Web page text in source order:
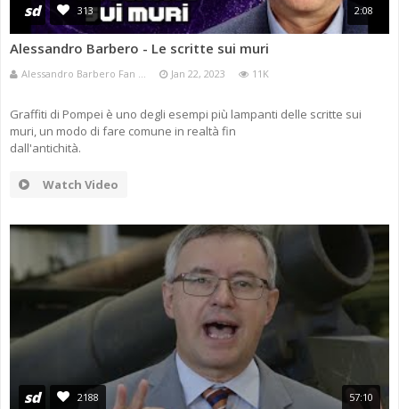
sd 313 2:08
Alessandro Barbero - Le scritte sui muri
Alessandro Barbero Fan ... Jan 22, 2023 11K
Graffiti di Pompei è uno degli esempi più lampanti delle scritte sui
muri, un modo di fare comune in realtà fin
dall'antichità.
Watch Video
sd 2188 57:10